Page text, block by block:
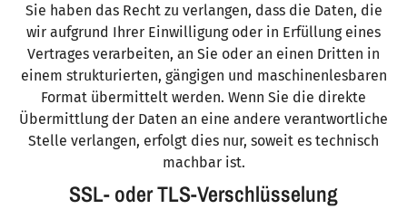
Sie haben das Recht zu verlangen, dass die Daten, die
wir aufgrund Ihrer Einwilligung oder in Erfüllung eines
Vertrages verarbeiten, an Sie oder an einen Dritten in
einem strukturierten, gängigen und maschinenlesbaren
Format übermittelt werden. Wenn Sie die direkte
Übermittlung der Daten an eine andere verantwortliche
Stelle verlangen, erfolgt dies nur, soweit es technisch
machbar ist.
SSL- oder TLS-Verschlüsselung